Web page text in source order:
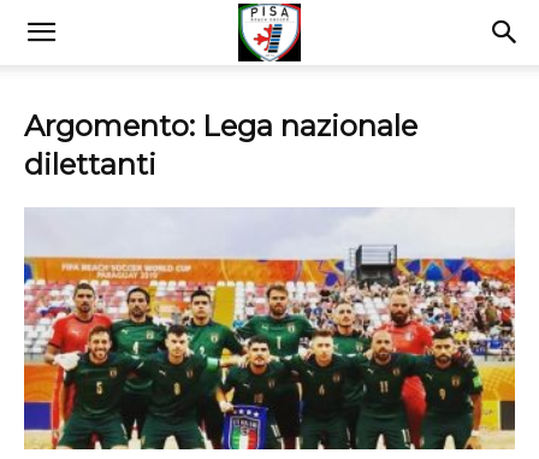
Argomento: Lega nazionale
dilettanti